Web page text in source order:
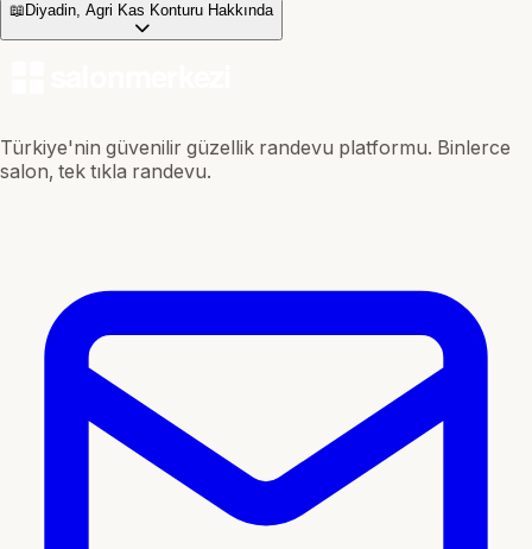
📖 Diyadin, Agri Kas Konturu Hakkında
Türkiye'nin güvenilir güzellik randevu platformu. Binlerce
salon, tek tıkla randevu.